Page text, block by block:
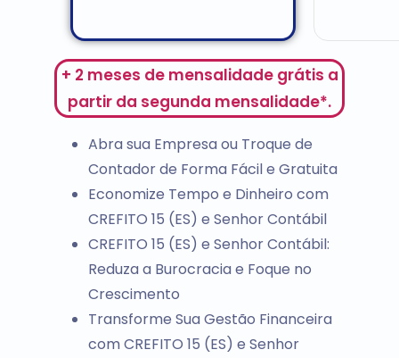
+ 2 meses de mensalidade grátis a
partir da segunda mensalidade*.
Abra sua Empresa ou Troque de
Contador de Forma Fácil e Gratuita
Economize Tempo e Dinheiro com
CREFITO 15 (ES) e Senhor Contábil
CREFITO 15 (ES) e Senhor Contábil:
Reduza a Burocracia e Foque no
Crescimento
Transforme Sua Gestão Financeira
com CREFITO 15 (ES) e Senhor